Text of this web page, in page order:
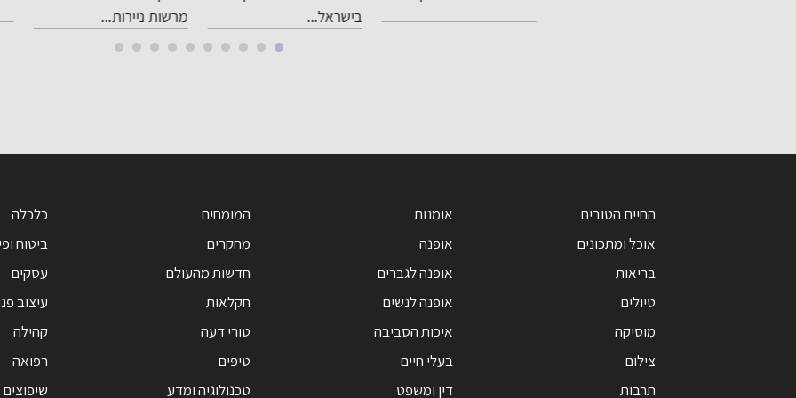
חוצות המפרץ
בישראל...
מרשות ניירות...
החיים הטובים
אוכל ומתכונים
בריאות
טיולים
מוסיקה
צילום
תרבות
אומנות
אופנה
אופנה לגברים
אופנה לנשים
איכות הסביבה
בעלי חיים
דין ומשפט
המומחים
מחקרים
חדשות מהעולם
חקלאות
טורי דעה
טיפים
טכנולוגיה ומדע
כלכלה
ביטוח
עסקים
עיצוב
קהילה
רפואה
שיפוצים